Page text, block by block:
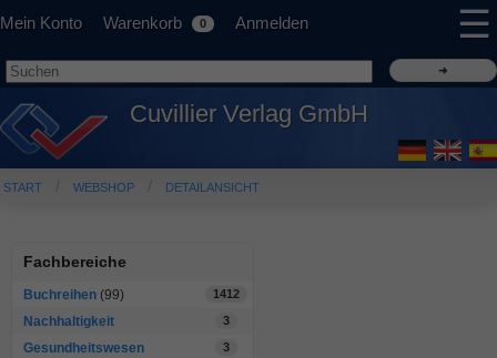
Mein Konto Warenkorb 0 Anmelden ☰
Cuvillier Verlag GmbH
START WEBSHOP DETAILANSICHT
Fachbereiche
Buchreihen (99) 1412
Nachhaltigkeit 3
Gesundheitswesen 3